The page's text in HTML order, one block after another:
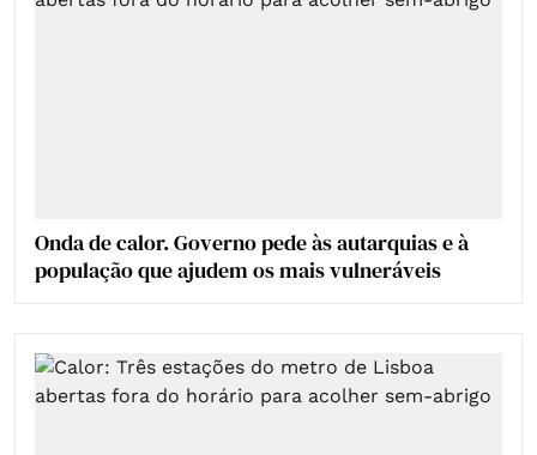
Onda de calor. Governo pede às autarquias e à
população que ajudem os mais vulneráveis